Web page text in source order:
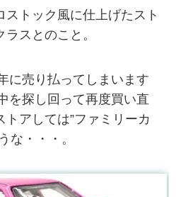
トック風に仕上げたスト
スとのこと。
に売り払ってしまいます
を探し回って再度買い直
トアしては”ファミリーカ
な・・・。